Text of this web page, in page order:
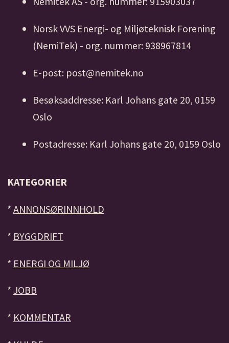
Norsk VVS Energi- og Miljøteknisk Forening
(NemiTek) - org. nummer: 938967814
E-post: post@nemitek.no
Besøksaddresse: Karl Johans gate 20, 0159
Oslo
Postadresse: Karl Johans gate 20, 0159 Oslo
KATEGORIER
* ANNONSØRINNHOLD
* BYGGDRIFT
* ENERGI OG MILJØ
* JOBB
* KOMMENTAR